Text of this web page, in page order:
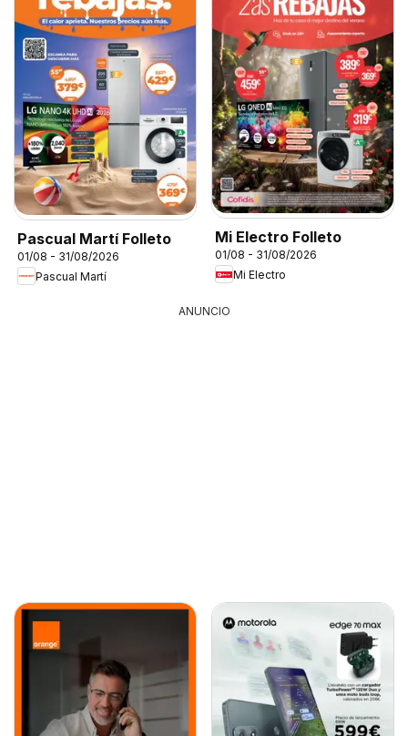
Pascual Martí Folleto
01/08 - 31/08/2026
Pascual Martí
Mi Electro Folleto
01/08 - 31/08/2026
Mi Electro
ANUNCIO